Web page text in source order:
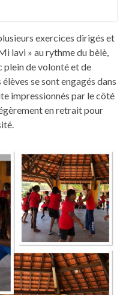
exercices dirigés et
lavi » au rythme du bèlè,
plein de volonté et de
se sont engagés dans
impressionnés par le côté
en retrait pour